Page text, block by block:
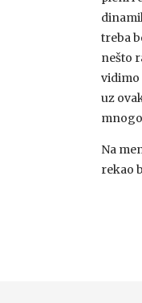
treba
nešto
vidimo
uz
Na
rekao